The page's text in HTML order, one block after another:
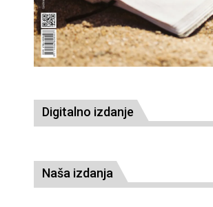
Digitalno izdanje
Naša izdanja